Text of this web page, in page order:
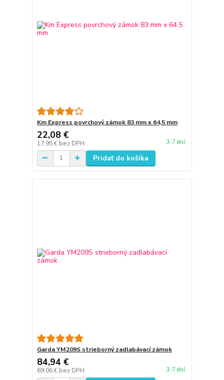
Km Express povrchový zámok 83 mm x 64,5 mm
22,08 €
17,95 € bez DPH 3-7 dní
Pridať do košíka
Garda YM209S strieborný zadlabávací zámok
84,94 €
69,06 € bez DPH 3-7 dní